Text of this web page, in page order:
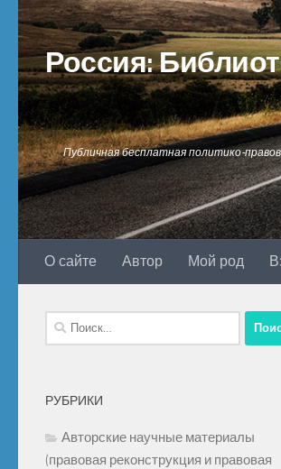
Перейти к содержимому
Россия:
Публичная бесплатная политико-
О сайте Автор Мой род
Найти:
РУБРИКИ
Авторские научные материалы
(правовая реконструкция и правовая